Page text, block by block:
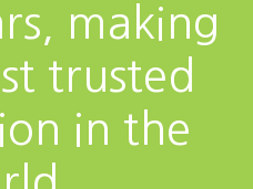
making
trusted
in the